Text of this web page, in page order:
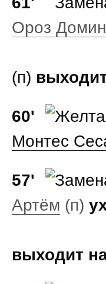
Ороз
(п)
60'
Монтес
57'
Артём (п)
выходит